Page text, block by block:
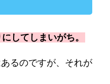
してしまいがち。
るのですが、それが